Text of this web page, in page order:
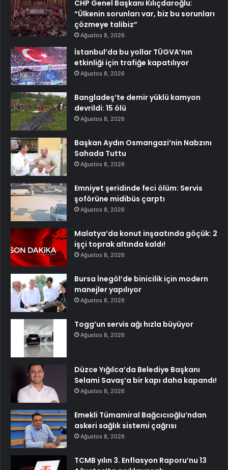
CHP Genel Başkanı Kılıçdaroğlu:
“Ülkenin sorunları var, biz bu sorunları
çözmeye talibiz”
Ağustos 8, 2026
İstanbul’da bu yollar TÜGVA’nın
etkinliği için trafiğe kapatılıyor
Ağustos 8, 2026
Bangladeş’te demir yüklü kamyon
devrildi: 15 ölü
Ağustos 8, 2026
Başkan Aydın Osmangazi’nin Nabzını
Sahada Tuttu
Ağustos 8, 2026
Emniyet şeridinde feci ölüm: Servis
şoförüne midibüs çarptı
Ağustos 8, 2026
Malatya’da konut inşaatında göçük: 2
işçi toprak altında kaldı!
Ağustos 8, 2026
Bursa İnegöl’de binicilik için modern
manejler yapılıyor
Ağustos 8, 2026
Togg’un servis ağı hızla büyüyor
Ağustos 8, 2026
Düzce Yığılca’da Belediye Başkanı
Selami Savaş’a bir kapı daha kapandı!
Ağustos 8, 2026
Emekli Tümamiral Bağcıcıoğlu’ndan
askeri sağlık sistemi çağrısı
Ağustos 8, 2026
TCMB yılın 3. Enflasyon Raporu’nu 13